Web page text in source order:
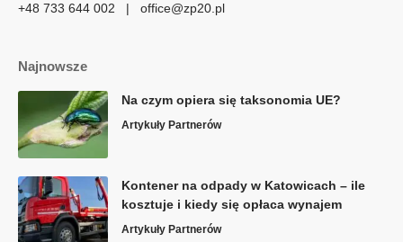
+48 733 644 002 | office@zp20.pl
Najnowsze
Na czym opiera się taksonomia UE?
Artykuły Partnerów
Kontener na odpady w Katowicach – ile
kosztuje i kiedy się opłaca wynajem
Artykuły Partnerów